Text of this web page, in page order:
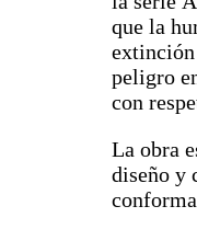
que la
extinción
peligro
con
La obra
diseño y